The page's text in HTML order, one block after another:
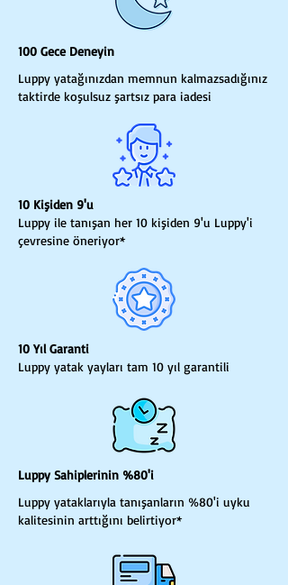
100 Gece Deneyin
Luppy yatağınızdan memnun kalmazsadığınız
taktirde koşulsuz şartsız para iadesi
10 Kişiden 9'u
Luppy ile tanışan her 10 kişiden 9'u Luppy'i
çevresine öneriyor*
10 Yıl Garanti
Luppy yatak yayları tam 10 yıl garantili
Luppy Sahiplerinin %80'i
Luppy yataklarıyla tanışanların %80'i uyku
kalitesinin arttığını belirtiyor*